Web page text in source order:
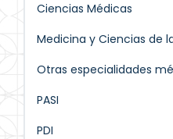
Ciencias Médicas
Medicina y Ciencias de
Otras especialidades
PASI
PDI